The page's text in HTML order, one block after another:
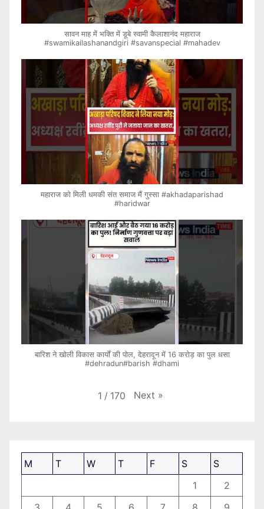
सावन माह में भक्ति में डूबे स्वामी कैलाशानंद महाराज
#swamikailashanandgiri #savanspecial #mahadev
महाराज को मिली धमकी संत समाज मैं गुस्सा #akhadaparishad
#haridwar
बारिश ने खोली विकास कार्यों की पोल, देहरादून में 16 करोड़ का पुल धसा
#dehradun#barish #dhami
1 / 170 Next »
M T W T F S
S
1
2